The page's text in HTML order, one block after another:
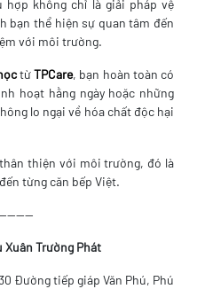
hợp không chỉ là giải pháp vệ
bạn thể hiện sự quan tâm đến
với môi trường.
từTPCare, bạn hoàn toàn có
hoạt hằng ngày hoặc những
lo ngại về hóa chất độc hại
thiện với môi trường, đó là
từng căn bếp Việt.
Xuân Trường Phát
Đường tiếp giáp Văn Phú, Phú